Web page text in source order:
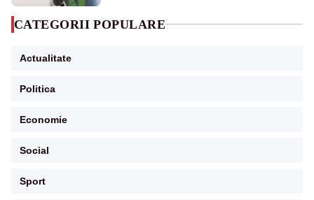
CATEGORII POPULARE
Actualitate
Politica
Economie
Social
Sport